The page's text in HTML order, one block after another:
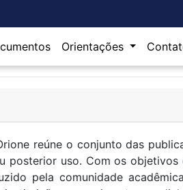
Orientações
reúne o conjunto das
posterior uso. Com os
pela comunidade